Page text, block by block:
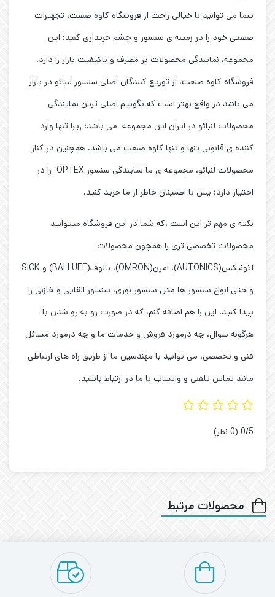
شما می توانید با خیالی راحت از فروشگاه کاوه صنعت، تجهیزات
صنعتی خود را در زمینه ی سنسور و چشم خریداری کنید؛ این
مجموعه، نمایندگی محصولات پر مصرف و باکیفیت بازار را دارد.
فروشگاه کاوه صنعت، از توزیع کنندگان اصلی سنسور لنبائو در بازار
می باشد در واقع بهتر است که بگوییم اصلی ترین نمایندگی
محصولات لنبائو در ایران این مجموعه می باشد؛ زیرا تنها وارد
کننده ی قانونی تنها و تنها کاوه صنعت می باشد. همچنین در کنار
محصولات لنبائو، مجموعه ی ما نمایندگی سنسور OPTEX را در
اختیار دارد؛ پس با اطمینان خاطر از ما خرید کنید.
نکته ی مهم تر این است ،که شما در این فروشگاه میتوانید
محصولات تخصصی تری را همچون محصولات
آتونیکس(AUTONICS)، امرن(OMRON)، بالوف(BALLUFF) و SICK
و حتی انواع سنسور ها مثل سنسور نوری، سنسور القایی و خازنی را
پیدا کنید. این را هم اضافه کنم، که در صورت رو به رو شدن با
هرگونه سوال، چه درمورد فروش و خدمات ما و چه درمورد مسائل
فنی و تخصصی، می توانید با مهندسین ما از طریق راه های ارتباطی
مانند تماس تلفنی و واتساپ با ما در ارتباط باشید.
‫0/5 ‫(0 نظر)
محصولات مرتبط